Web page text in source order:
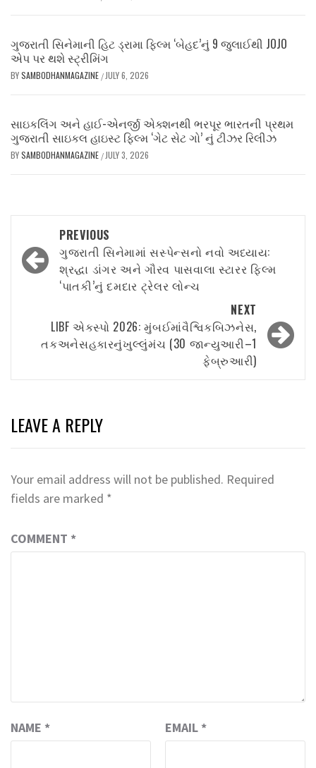
ગુજરાતી સિનેમાની હિટ ડ્રામા ફિલ્મ ‘બેહદ’નું 9 જુલાઈથી JOJO
એપ પર થશે સ્ટ્રીમિંગ
BYSAMBODHANMAGAZINE / JULY 6, 2026
સાઇકલિંગ અને હાઈ-એનર્જી એક્શનથી ભરપૂર ભારતની પ્રથમ
ગુજરાતી સાઇકલ હાઇસ્ટ ફિલ્મ ‘ગેટ સેટ ગો’ નું ટીઝર રિલીઝ
BYSAMBODHANMAGAZINE / JULY 3, 2026
navigation
PREVIOUS
ગુજરાતી સિનેમામાં સસ્પેન્સનો નવો અધ્યાય:
શ્રદ્ધા ડાંગર અને ગૌરવ પાસવાલા સ્ટારર ફિલ્મ
‘પાતકી’નું દમદાર ટ્રેલર લોન્ચ
NEXT
LIBF એક્સ્પો 2026: મુંબઈમાંવૈશ્વિકબિઝનેસ,
તકઅનેસહકારનુંખુલ્લુંમંચ (30 જાન્યુઆરી–1
ફેબ્રુઆરી)
LEAVE A REPLY
Your email address will not be published. Required
fields are marked *
COMMENT *
NAME * EMAIL *